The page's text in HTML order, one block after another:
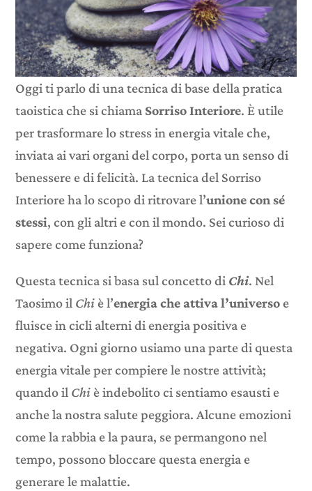
Oggi ti parlo di una tecnica di base della pratica
taoistica che si chiama Sorriso Interiore. È utile
per trasformare lo stress in energia vitale che,
inviata ai vari organi del corpo, porta un senso di
benessere e di felicità. La tecnica del Sorriso
Interiore ha lo scopo di ritrovare l’unione con sé
stessi, con gli altri e con il mondo. Sei curioso di
sapere come funziona?
Questa tecnica si basa sul concetto di Chi. Nel
Taosimo il Chiè l’energia che attiva l’universoe
fluisce in cicli alterni di energia positiva e
negativa. Ogni giorno usiamo una parte di questa
energia vitale per compiere le nostre attività;
quando il Chiè indebolito ci sentiamo esausti e
anche la nostra salute peggiora. Alcune emozioni
come la rabbia e la paura, se permangono nel
tempo, possono bloccare questa energia e
generare le malattie.